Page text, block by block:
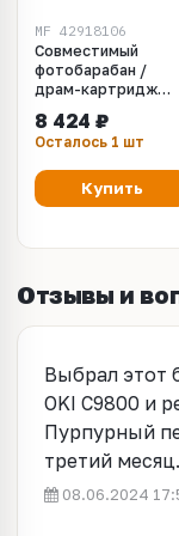
MF_42918106
Совместимый
фотобарабан /
драм-картридж
C9600, C9650,
C9655, C9800.
(42918106)
8 424 ₽
Осталось 1 шт
Купить
Отзывы и
Выбрал этот
OKI C9800 и
Пурпурный
третий месяц.
08.06.2024